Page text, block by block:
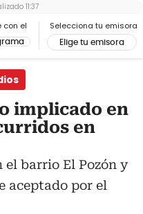
con el Selecciona tu emisora
Elige tu emisora
11:37
implicado en
en
el barrio El Pozón y
aceptado por el